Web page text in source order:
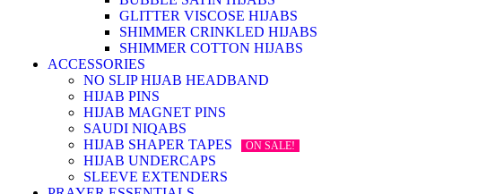
GLITTER VISCOSE HIJABS
SHIMMER CRINKLED HIJABS
SHIMMER COTTON HIJABS
ACCESSORIES
NO SLIP HIJAB HEADBAND
HIJAB PINS
HIJAB MAGNET PINS
SAUDI NIQABS
HIJAB SHAPER TAPES
ON SALE!
HIJAB UNDERCAPS
SLEEVE EXTENDERS